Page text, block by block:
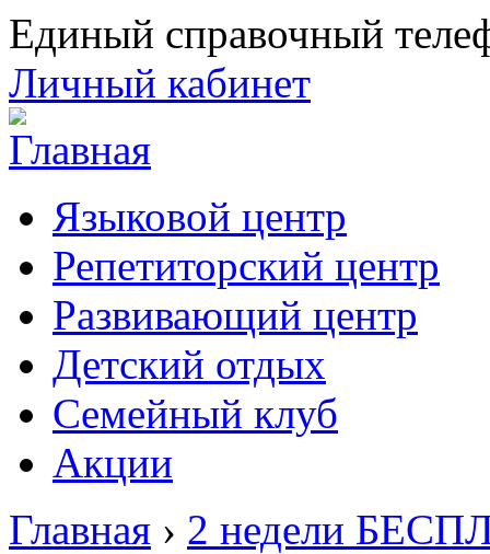
Единый справочный
Личный кабинет
Языковой центр
Репетиторский центр
Развивающий центр
Детский отдых
Семейный клуб
Акции
Главная › 2 недели